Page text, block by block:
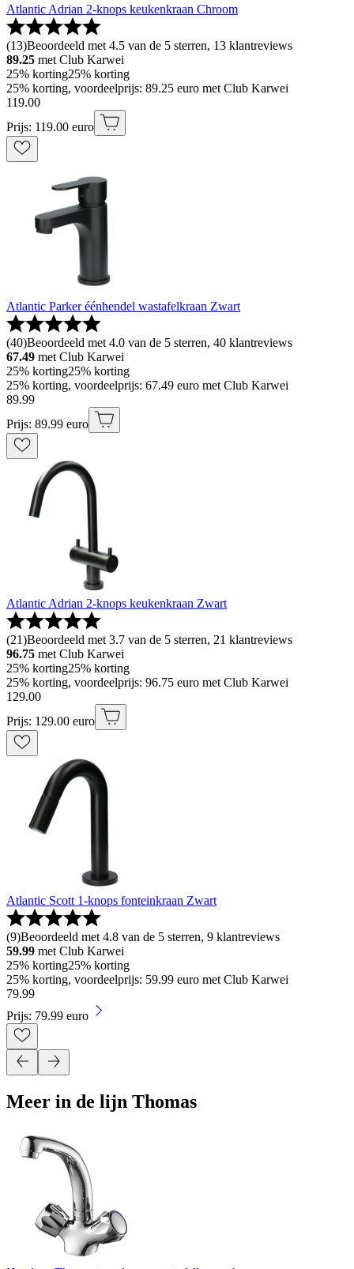
Atlantic Adrian 2-knops keukenkraan Chroom
(13)Beoordeeld met 4.5 van de 5 sterren, 13 klantreviews
89.25 met Club Karwei
25% korting25% korting
25% korting, voordeelprijs: 89.25 euro met Club Karwei
119.00
Prijs: 119.00 euro
Atlantic Parker éénhendel wastafelkraan Zwart
(40)Beoordeeld met 4.0 van de 5 sterren, 40 klantreviews
67.49 met Club Karwei
25% korting25% korting
25% korting, voordeelprijs: 67.49 euro met Club Karwei
89.99
Prijs: 89.99 euro
Atlantic Adrian 2-knops keukenkraan Zwart
(21)Beoordeeld met 3.7 van de 5 sterren, 21 klantreviews
96.75 met Club Karwei
25% korting25% korting
25% korting, voordeelprijs: 96.75 euro met Club Karwei
129.00
Prijs: 129.00 euro
Atlantic Scott 1-knops fonteinkraan Zwart
(9)Beoordeeld met 4.8 van de 5 sterren, 9 klantreviews
59.99 met Club Karwei
25% korting25% korting
25% korting, voordeelprijs: 59.99 euro met Club Karwei
79.99
Prijs: 79.99 euro
Meer in de lijn Thomas